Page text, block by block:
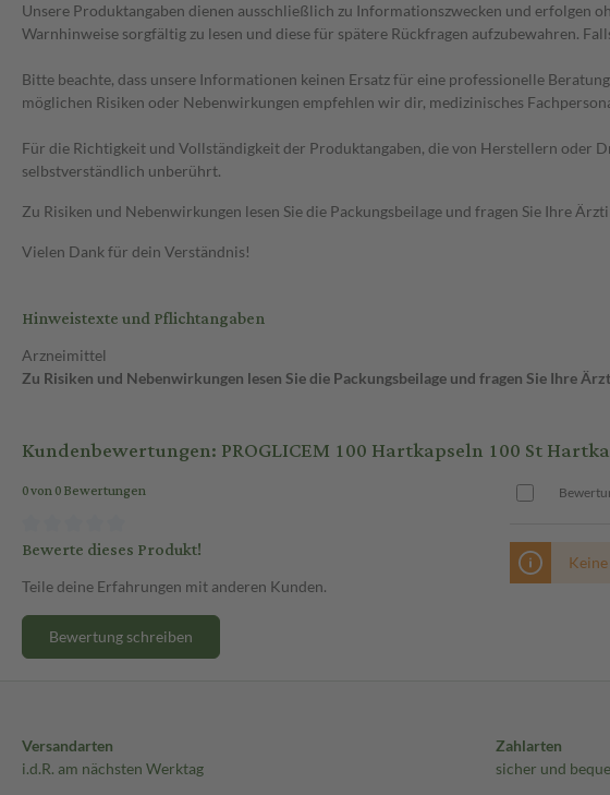
Unsere Produktangaben dienen ausschließlich zu Informationszwecken und erfolgen
Warnhinweise sorgfältig zu lesen und diese für spätere Rückfragen aufzubewahren.
Bitte beachte, dass unsere Informationen keinen Ersatz für eine professionelle
möglichen Risiken oder Nebenwirkungen empfehlen wir dir, medizinisches
Für die Richtigkeit und Vollständigkeit der Produktangaben, die von Herstellern oder
selbstverständlich unberührt.
Zu Risiken und Nebenwirkungen lesen Sie die Packungsbeilage und fragen Sie Ihre
Vielen Dank für dein Verständnis!
Hinweistexte und Pflichtangaben
Arzneimittel
Zu Risiken und Nebenwirkungen lesen Sie die Packungsbeilage und fragen Sie Ihre
Kundenbewertungen: PROGLICEM 100 Hartkapseln 100 St
0 von 0 Bewertungen
Bewerte dieses Produkt!
Teile deine Erfahrungen mit anderen Kunden.
Bewertung schreiben
Versandarten
i.d.R. am nächsten Werktag
Zahlarten
sicher und